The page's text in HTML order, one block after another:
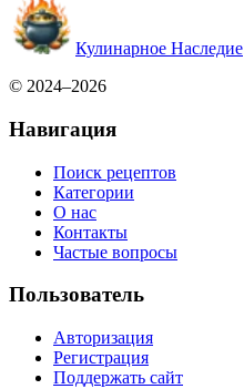
Кулинарное Наследие
© 2024–2026
Навигация
Поиск рецептов
Категории
О нас
Контакты
Частые вопросы
Пользователь
Авторизация
Регистрация
Поддержать сайт